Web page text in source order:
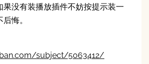
果没有装播放插件不妨按提示装一
悔。
subject/5063412/